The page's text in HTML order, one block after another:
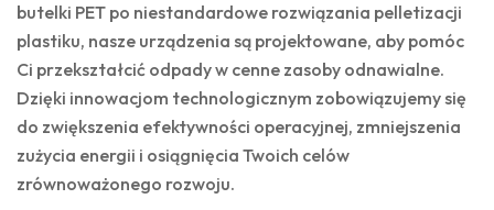
butelki PET po niestandardowe rozwiązania pelletizacji
plastiku, nasze urządzenia są projektowane, aby pomóc
Ci przekształcić odpady w cenne zasoby odnawialne.
Dzięki innowacjom technologicznym zobowiązujemy się
do zwiększenia efektywności operacyjnej, zmniejszenia
zużycia energii i osiągnięcia Twoich celów
zrównoważonego rozwoju.